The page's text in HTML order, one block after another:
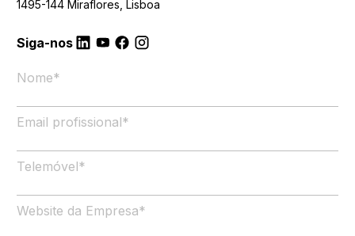
1495-144 Miraflores, Lisboa
Siga-nos
Nome*
Email profissional*
Telemóvel*
Website da Empresa*